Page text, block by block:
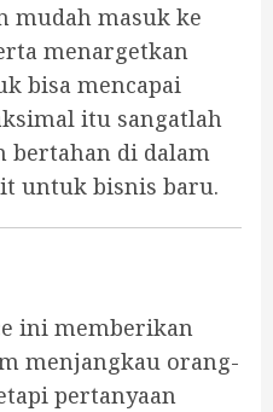
mudah masuk ke
menargetkan
bisa mencapai
itu sangatlah
bertahan di dalam
untuk bisnis baru.
ini memberikan
menjangkau orang-
pertanyaan